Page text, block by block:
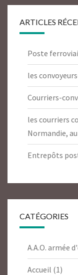
ARTICLES
Poste
les
Courriers-
les courriers
Normandie,
Entrepôts
CATÉGORIES
A.A.O. armée
Accueil (1)